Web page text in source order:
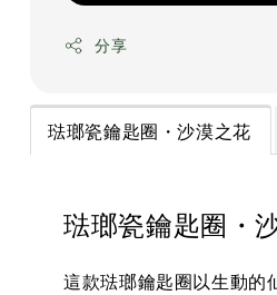
分享
琺瑯瓷鑰匙圈・沙漠之花
琺瑯瓷鑰匙圈・
這款琺瑯鑰匙圈以生動的